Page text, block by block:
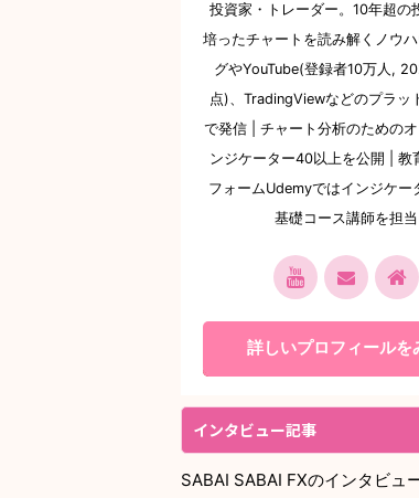
投資家・トレーダー。10年超の
培ったチャートを読み解くノウ
グやYouTube(登録者10万人,
点)、TradingViewなどのプラッ
で発信 | チャート分析のための
ンジケーター40以上を公開 | 教
フォームUdemyではインジケー
基礎コース講師を担当
詳しいプロフィールを
インタビュー記事
SABAI SABAI FXのインタビュ